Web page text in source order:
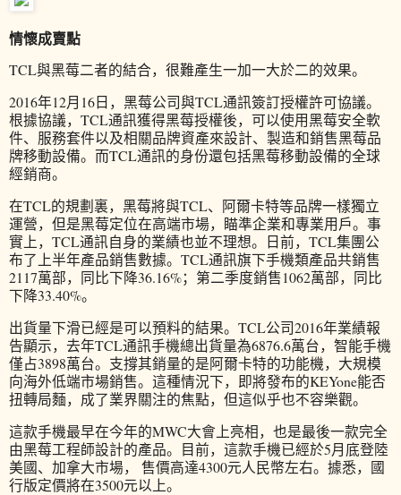
情懷成賣點
TCL與黑莓二者的結合，很難產生一加一大於二的效果。
2016年12月16日，黑莓公司與TCL通訊簽訂授權許可協議。
根據協議，TCL通訊獲得黑莓授權後，可以使用黑莓安全軟
件、服務套件以及相關品牌資產來設計、製造和銷售黑莓品
牌移動設備。而TCL通訊的身份還包括黑莓移動設備的全球
經銷商。
在TCL的規劃裏，黑莓將與TCL、阿爾卡特等品牌一樣獨立
運營，但是黑莓定位在高端市場，瞄準企業和專業用戶。事
實上，TCL通訊自身的業績也並不理想。日前，TCL集團公
布了上半年產品銷售數據。TCL通訊旗下手機類產品共銷售
2117萬部，同比下降36.16%；第二季度銷售1062萬部，同比
下降33.40%。
出貨量下滑已經是可以預料的結果。TCL公司2016年業績報
告顯示，去年TCL通訊手機總出貨量為6876.6萬台，智能手機
僅占3898萬台。支撐其銷量的是阿爾卡特的功能機，大規模
向海外低端市場銷售。這種情況下，即將發布的KEYone能否
扭轉局麵，成了業界關注的焦點，但這似乎也不容樂觀。
這款手機最早在今年的MWC大會上亮相，也是最後一款完全
由黑莓工程師設計的產品。目前，這款手機已經於5月底登陸
美國、加拿大市場， 售價高達4300元人民幣左右。據悉，國
行版定價將在3500元以上。